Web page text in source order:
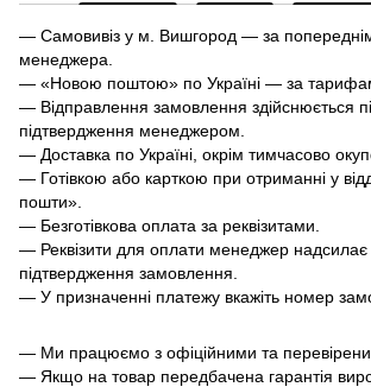
— Самовивіз у м. Вишгород — за
менеджера.
— «Новою поштою» по Україні — за
— Відправлення замовлення здійснюється
підтвердження менеджером.
— Доставка по Україні, окрім тимчасово
— Готівкою або карткою при отриманні у
пошти».
— Безготівкова оплата за реквізитами.
— Реквізити для оплати менеджер надсилає
підтвердження замовлення.
— У призначенні платежу вкажіть номер
— Ми працюємо з офіційними та
— Якщо на товар передбачена гарантія